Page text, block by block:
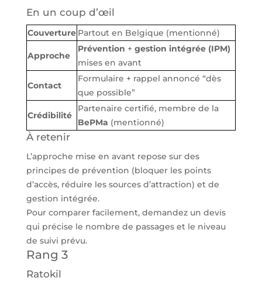
En un coup d’œil
Couverture Partout en Belgique (mentionné)
Approche
Prévention + gestion intégrée (IPM)
mises en avant
Contact
Formulaire + rappel annoncé “dès
que possible”
Crédibilité
Partenaire certifié, membre de la
BePMa (mentionné)
À retenir
L’approche mise en avant repose sur des
principes de prévention (bloquer les points
d’accès, réduire les sources d’attraction) et de
gestion intégrée.
Pour comparer facilement, demandez un devis
qui précise le nombre de passages et le niveau
de suivi prévu.
Rang 3
Ratokil